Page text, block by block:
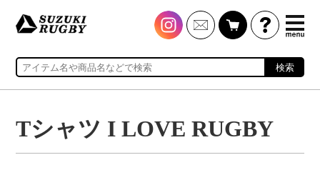
検索
Tシャツ I LOVE RUGBY